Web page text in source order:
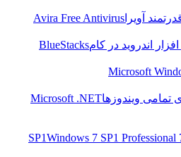
آویرا Avira Free Antivirus
اندروید در کامBlueStacks
ویندوزهاMicrosoft .NET
Windows 7 SP1 Professional